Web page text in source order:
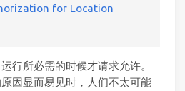
for Location
行所必需的时候才请求允许。
因显而易见时，人们不太可能